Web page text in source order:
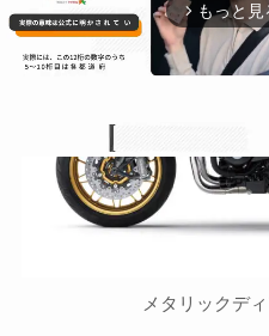
メタリックデ
arrow_forward_ios もっと見
M